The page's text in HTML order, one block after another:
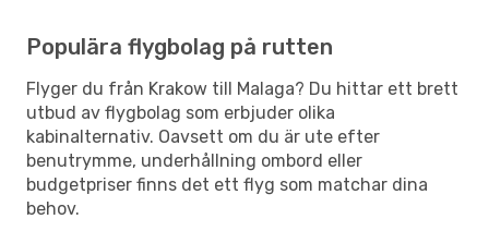
Populära flygbolag på rutten
Flyger du från Krakow till Malaga? Du hittar ett brett
utbud av flygbolag som erbjuder olika
kabinalternativ. Oavsett om du är ute efter
benutrymme, underhållning ombord eller
budgetpriser finns det ett flyg som matchar dina
behov.